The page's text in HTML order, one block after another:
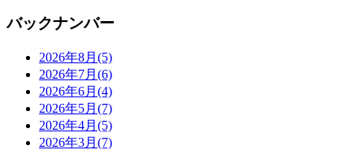
バックナンバー
2026年8月 (5)
2026年7月 (6)
2026年6月 (4)
2026年5月 (7)
2026年4月 (5)
2026年3月 (7)